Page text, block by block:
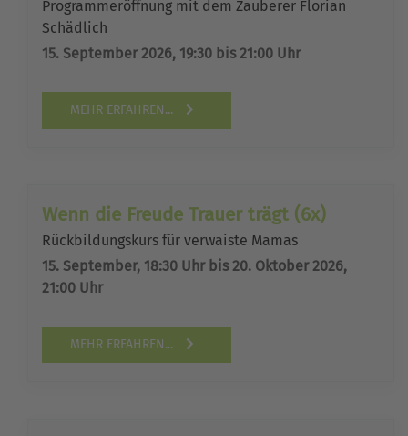
Programmeröffnung mit dem Zauberer Florian
Schädlich
15. September 2026, 19:30 bis 21:00 Uhr
MEHR ERFAHREN...
Wenn die Freude Trauer trägt (6x)
Rückbildungskurs für verwaiste Mamas
15. September, 18:30 Uhr bis 20. Oktober 2026,
21:00 Uhr
MEHR ERFAHREN...